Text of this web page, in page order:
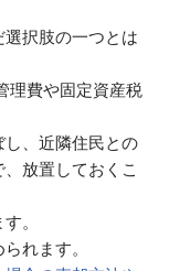
択肢の一つとは
理費や固定資産税
し、近隣住民との
放置しておくこ
。
れます。